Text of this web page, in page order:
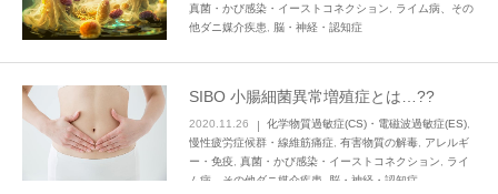
真菌・かび感染・イーストコネクション
ライム病、その
他ダニ媒介疾患
脳・神経・認知症
SIBO 小腸細菌異常増殖症とは…??
2020.11.26 化学物質過敏症(CS)・電磁波過敏症(ES)
慢性疲労症候群・線維筋痛症 有害物質の解毒
アレルギ
ー・免疫
真菌・かび感染・イーストコネクション
ライ
ム病、その他ダニ媒介疾患
脳・神経・認知症